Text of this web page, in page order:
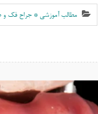
مطالب آموزشی * جراح فک و